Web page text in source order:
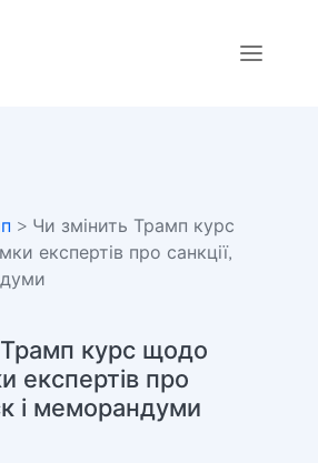
> Чи змінить Трамп курс
експертів про санкції,
Трамп курс щодо
експертів про
і меморандуми